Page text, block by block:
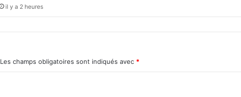
d
a
il y a 2 heures
Les champs obligatoires sont indiqués avec *